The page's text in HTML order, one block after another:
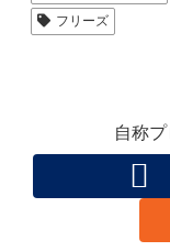
フリーズ
自称